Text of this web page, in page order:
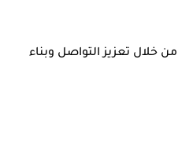
خلال تعزيز التواصل وبناء